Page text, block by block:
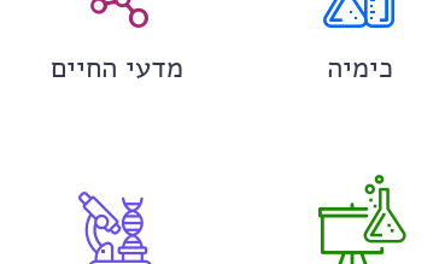
כימיה מדעי החיים